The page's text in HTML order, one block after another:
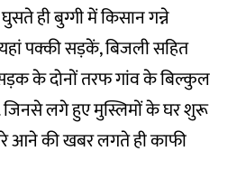
ही बुग्गी में किसान गन्ने
पक्की सड़कें, बिजली सहित
के दोनों तरफ गांव के बिल्कुल
जिनसे लगे हुए मुस्लिमों के घर शुरू
आने की खबर लगते ही काफी